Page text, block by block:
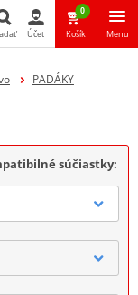
Hľadať
Účet
0
Košík Menu
PADÁKY
súčiastky: